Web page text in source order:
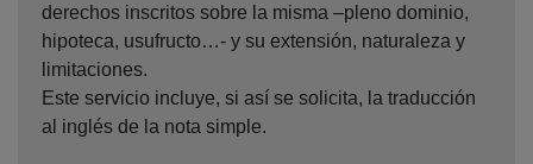
derechos inscritos sobre la misma –pleno dominio,
hipoteca, usufructo…- y su extensión, naturaleza y
limitaciones.
Este servicio incluye, si así se solicita, la traducción
al inglés de la nota simple.